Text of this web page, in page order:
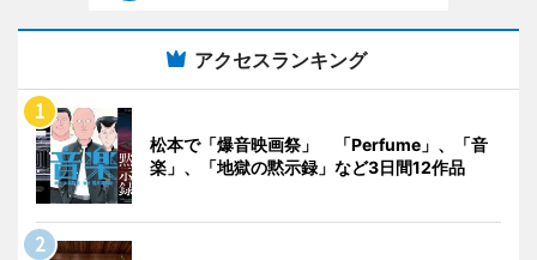
アクセスランキング
松本で「爆音映画祭」 「Perfume」、「音
楽」、「地獄の黙示録」など3日間12作品